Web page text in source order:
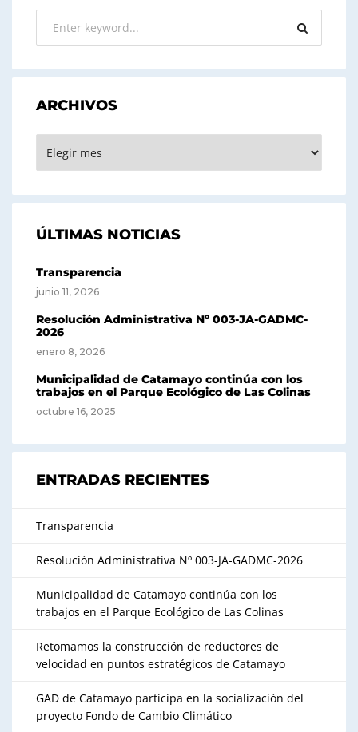
ARCHIVOS
ÚLTIMAS NOTICIAS
Transparencia
junio 11, 2026
Resolución Administrativa Nº 003-JA-GADMC-
2026
enero 8, 2026
Municipalidad de Catamayo continúa con los
trabajos en el Parque Ecológico de Las Colinas
octubre 16, 2025
ENTRADAS RECIENTES
Transparencia
Resolución Administrativa Nº 003-JA-GADMC-2026
Municipalidad de Catamayo continúa con los
trabajos en el Parque Ecológico de Las Colinas
Retomamos la construcción de reductores de
velocidad en puntos estratégicos de Catamayo
GAD de Catamayo participa en la socialización del
proyecto Fondo de Cambio Climático